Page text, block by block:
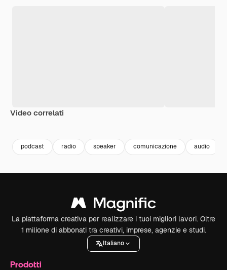
Video correlati
podcast radio speaker comunicazione audio
La piattaforma creativa per realizzare i tuoi migliori lavori. Oltre
1 milione di abbonati tra creativi, imprese, agenzie e studi.
Italiano
Prodotti